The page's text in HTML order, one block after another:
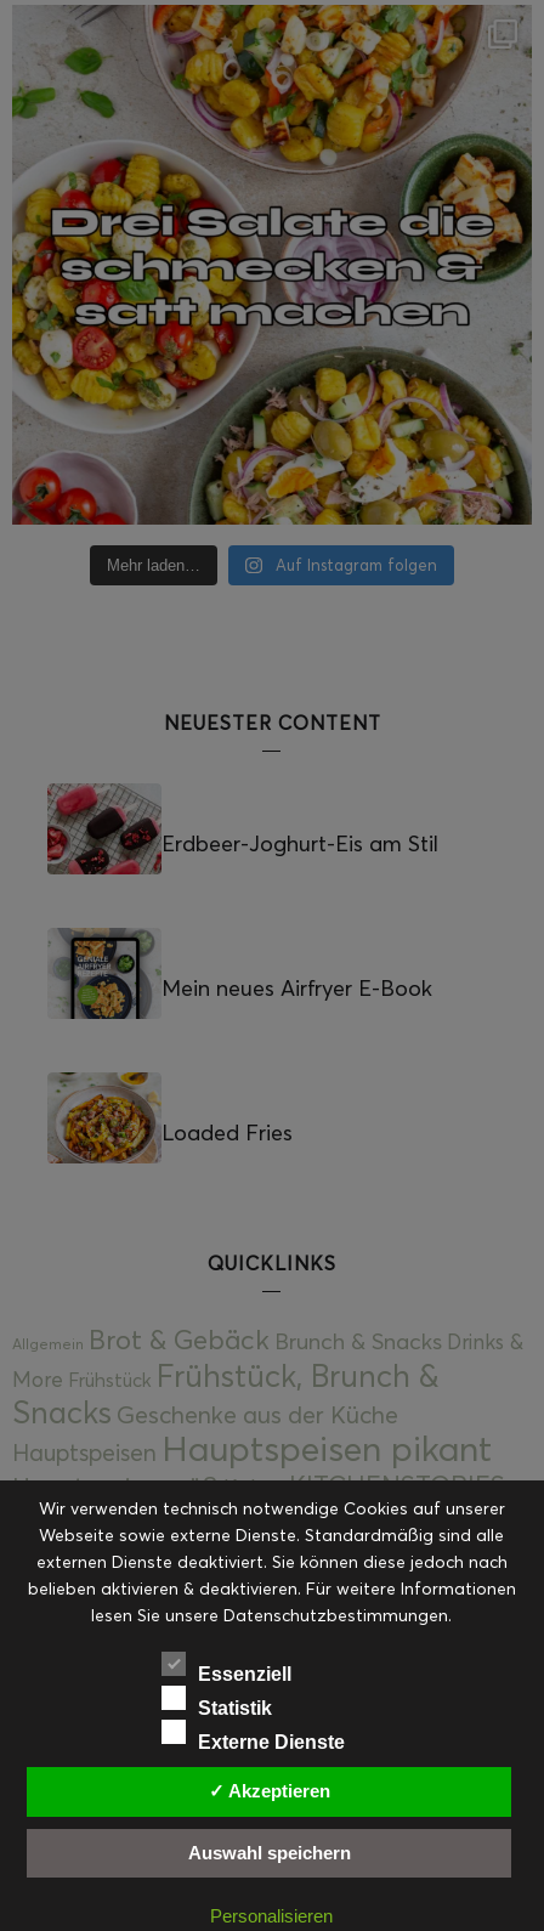
Mehr laden… Auf Instagram folgen
NEUESTER CONTENT
Erdbeer-Joghurt-Eis am Stil
Mein neues Airfryer E-Book
Loaded Fries
QUICKLINKS
Allgemein Brot & Gebäck Brunch & Snacks Drinks &
More Frühstück Frühstück, Brunch &
Snacks Geschenke aus der Küche
Hauptspeisen Hauptspeisen pikant
Hauptspeisen süßKekseKITCHENSTORIES
Kuchen, Torten & Desserts Kuchen und
Desserts Kulinarik Kulinarische Mitbringsel &
Eingemachtes Ohne Kategorie Ostern Resteküche
RezepteSaisonalSliderStartseite
Suppen, Salate & Vorspeisen
Vorspeisen, Salate & Suppen
Weihnachten Workshops & Events
FACEBOOK PINTEREST
EMAIL
INSTAGRAM
Wir verwenden technisch notwendige Cookies auf unserer
Webseite sowie externe Dienste. Standardmäßig sind alle
externen Dienste deaktiviert. Sie können diese jedoch nach
belieben aktivieren & deaktivieren. Für weitere Informationen
lesen Sie unsere Datenschutzbestimmungen.
Essenziell
Statistik
Externe Dienste
✓ Akzeptieren
Auswahl speichern
Personalisieren